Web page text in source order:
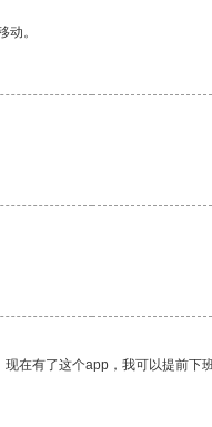
。
在有了这个app，我可以提前下